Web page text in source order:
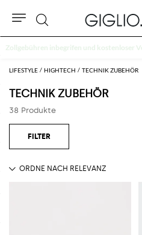
LIFESTYLE HIGHTECH TECHNIK ZUBEHÖR
TECHNIK ZUBEHÖR
38 Produkte
Suche
Extra 10 %